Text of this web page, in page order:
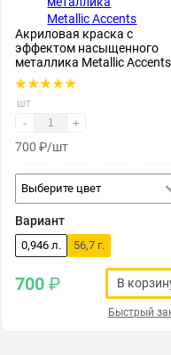
Акриловая краска с
эффектом насыщенного
металлика Metallic Accents
шт
- +
700 ₽/шт
Выберите цвет
Вариант
0,946 л. 56,7 г.
700 ₽ В
Быстрый